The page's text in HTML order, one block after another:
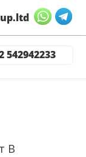
542942233
В